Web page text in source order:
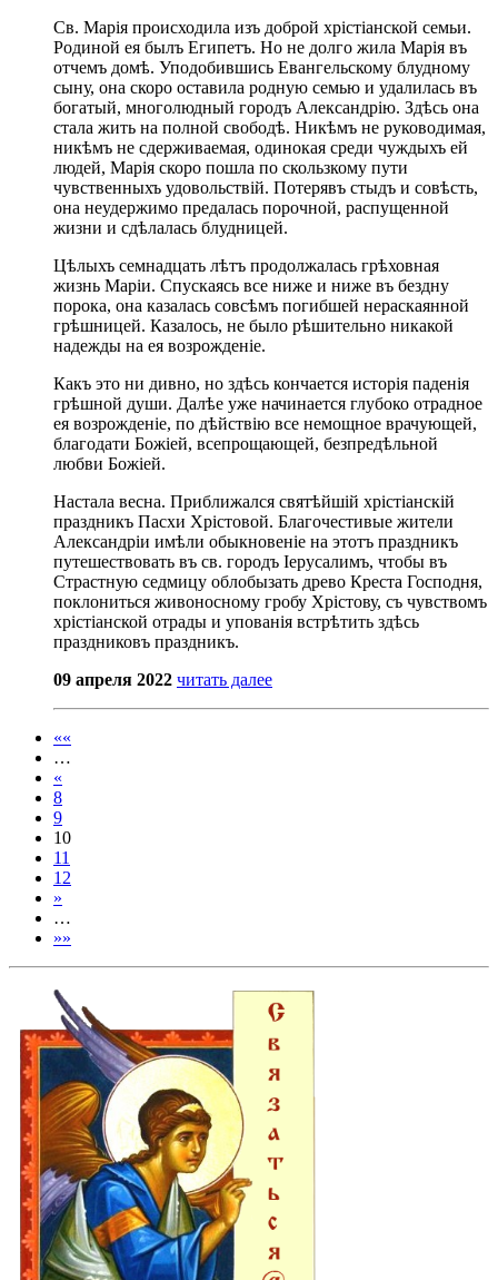
Св. Марія происходила изъ доброй хрістіанской семьи.
Родиной ея былъ Египетъ. Но не долго жила Марія въ
отчемъ домѣ. Уподобившись Евангельскому блудному
сыну, она скоро оставила родную семью и удалилась въ
богатый, многолюдный городъ Александрію. Здѣсь она
стала жить на полной свободѣ. Никѣмъ не руководимая,
никѣмъ не сдерживаемая, одинокая среди чуждыхъ ей
людей, Марія скоро пошла по скользкому пути
чувственныхъ удовольствій. Потерявъ стыдъ и совѣсть,
она неудержимо предалась порочной, распущенной
жизни и сдѣлалась блудницей.
Цѣлыхъ семнадцать лѣтъ продолжалась грѣховная
жизнь Маріи. Спускаясь все ниже и ниже въ бездну
порока, она казалась совсѣмъ погибшей нераскаянной
грѣшницей. Казалось, не было рѣшительно никакой
надежды на ея возрожденіе.
Какъ это ни дивно, но здѣсь кончается исторія паденія
грѣшной души. Далѣе уже начинается глубоко отрадное
ея возрожденіе, по дѣйствію все немощное врачующей,
благодати Божіей, всепрощающей, безпредѣльной
любви Божіей.
Настала весна. Приближался святѣйшій хрістіанскій
праздникъ Пасхи Хрістовой. Благочестивые жители
Александріи имѣли обыкновеніе на этотъ праздникъ
путешествовать въ св. городъ Іерусалимъ, чтобы въ
Страстную седмицу облобызать древо Креста Господня,
поклониться живоносному гробу Хрістову, съ чувствомъ
хрістіанской отрады и упованія встрѣтить здѣсь
праздниковъ праздникъ.
09 апреля 2022 читать далее
««
…
«
8
9
10
11
12
»
…
»»